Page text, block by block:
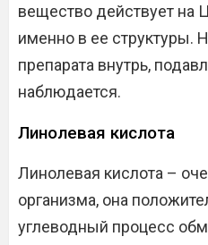
вещество действует на
именно в ее структуры.
препарата внутрь,
наблюдается.
Линолевая кислота
Линолевая кислота –
организма, она
углеводный процесс